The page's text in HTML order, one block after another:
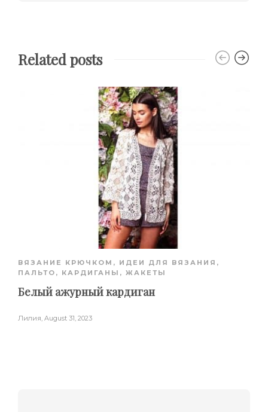
Related posts
ВЯЗАНИЕ КРЮЧКОМ , ИДЕИ ДЛЯ ВЯЗАНИЯ ,
ПАЛЬТО, КАРДИГАНЫ, ЖАКЕТЫ
Белый ажурный кардиган
Лилия, August 31, 2023